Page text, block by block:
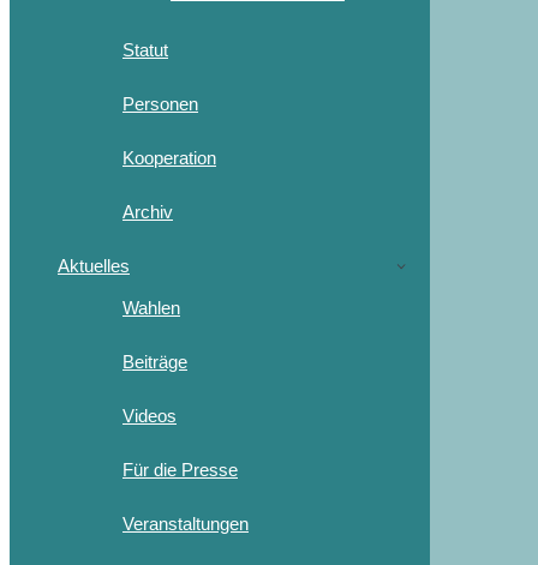
Statut
Personen
Kooperation
Archiv
Aktuelles
Wahlen
Beiträge
Videos
Für die Presse
Veranstaltungen